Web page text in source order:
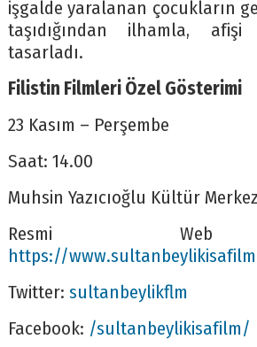
işgalde yaralanan çocukların
taşıdığından ilhamla, afişi
tasarladı.
Filistin Filmleri Özel Gösterimi
23 Kasım – Perşembe
Saat: 14.00
Muhsin Yazıcıoğlu Kültür
Resmi Web
https://
Twitter: sultanbeylikflm
Facebook: /sultanbeylikisafilm/